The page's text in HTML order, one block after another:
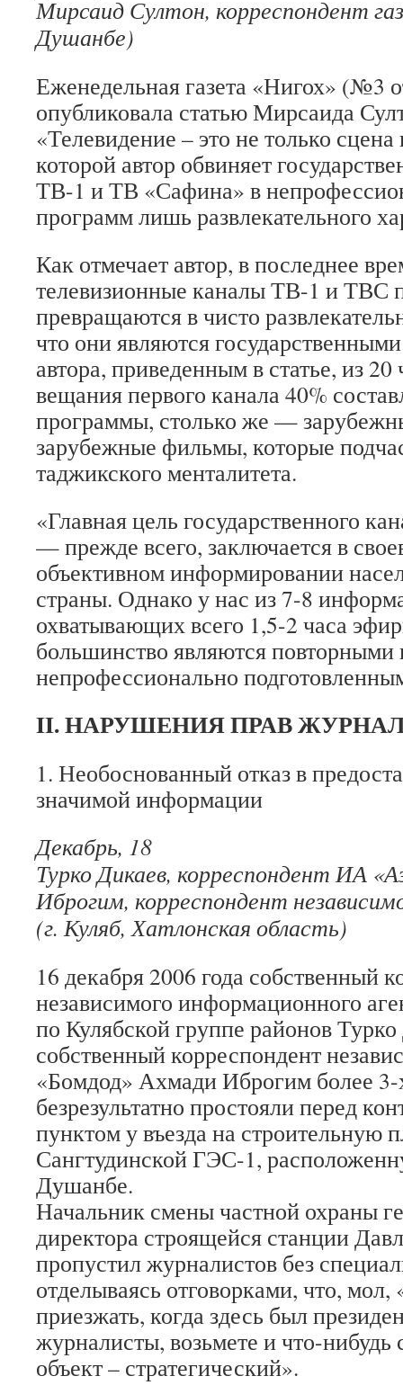
Мирсаид Султон, корреспондент
Душанбе)
Еженедельная газета «Нигох» (№3
опубликовала статью Мирсаида
«Телевидение – это не только
которой автор обвиняет
ТВ-1 и ТВ «Сафина» в
программ лишь развлекательного
Как отмечает автор, в последнее
телевизионные каналы ТВ-1 и ТВС
превращаются в чисто
что они являются
автора, приведенным в статье, из
вещания первого канала 40%
программы, столько же —
зарубежные фильмы, которые
таджикского менталитета.
«Главная цель государственного
— прежде всего, заключается в
объективном информировании
страны. Однако у нас из 7-8
охватывающих всего 1,5-2 часа
большинство являются повторными
непрофессионально
II. НАРУШЕНИЯ ПРАВ
1. Необоснованный отказ в
значимой информации
Декабрь, 18
Турко Дикаев, корреспондент ИА
Иброгим, корреспондент
(г. Куляб, Хатлонская область)
16 декабря 2006 года собственный
независимого информационного
по Кулябской группе районов
собственный корреспондент
«Бомдод» Ахмади Иброгим более 3-
безрезультатно простояли перед
пунктом у въезда на строительную
Сангтудинской ГЭС-1,
Душанбе.
Начальник смены частной охраны
директора строящейся станции
пропустил журналистов без
отделываясь отговорками, что, мол,
приезжать, когда здесь был
журналисты, возьмете и что-нибудь
объект – стратегический».